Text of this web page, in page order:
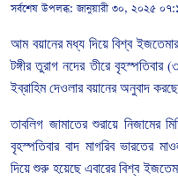
সর্বশেষ উপলব্ধ:জানুয়ারী ৩০, ২০২৫
আম বয়ানের মধ্য দিয়ে বিশ্ব
টঙ্গীর তুরাগ নদের তীরে বৃহস্পতিবার(
ইব্রাহিম দেওলার বয়ানের অনুবাদ
তাবলিগ জামাতের শুরায়ে নিজামের
বৃহস্পতিবার বাদ মাগরিব ভারতের
দিয়ে শুরু হয়েছে এবারের বিশ্ব